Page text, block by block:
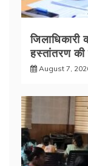
हस्तांतरण
August 7,